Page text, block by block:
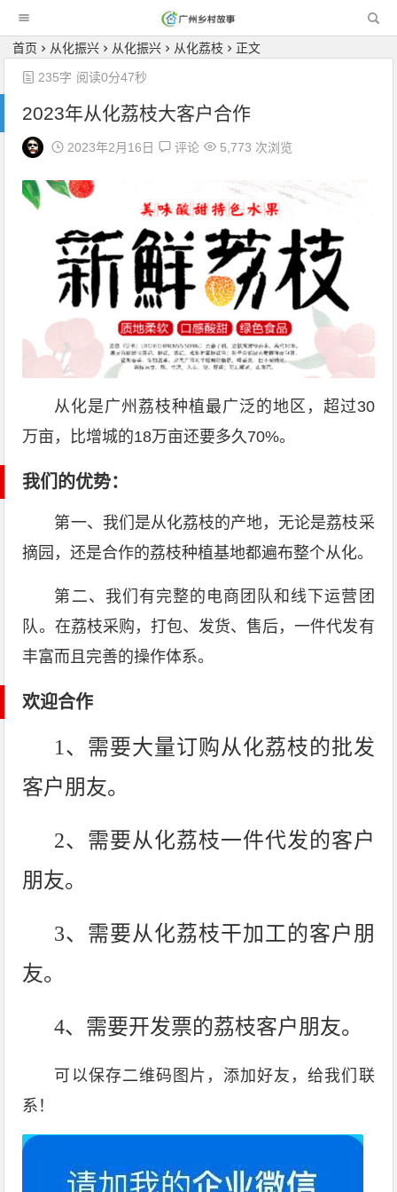
首页 从化振兴 从化振兴 从化荔枝 正文
2023年从化荔枝大客户合作
2023年2月16日 评论 5,773 次浏览
235字 阅读0分47秒
从化是广州荔枝种植最广泛的地区，超过30
万亩，比增城的18万亩还要多久70%。
我们的优势：
第一、我们是从化荔枝的产地，无论是荔枝采
摘园，还是合作的荔枝种植基地都遍布整个从化。
第二、我们有完整的电商团队和线下运营团
队。在荔枝采购，打包、发货、售后，一件代发有
丰富而且完善的操作体系。
欢迎合作
1、需要大量订购从化荔枝的批发
客户朋友。
2、需要从化荔枝一件代发的客户
朋友。
3、需要从化荔枝干加工的客户朋
友。
4、需要开发票的荔枝客户朋友。
可以保存二维码图片，添加好友，给我们联
系！